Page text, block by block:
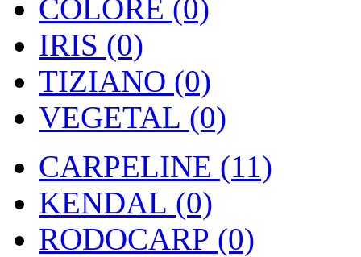
COLORE (0)
IRIS (0)
TIZIANO (0)
VEGETAL (0)
CARPELINE (11)
KENDAL (0)
RODOCARP (0)